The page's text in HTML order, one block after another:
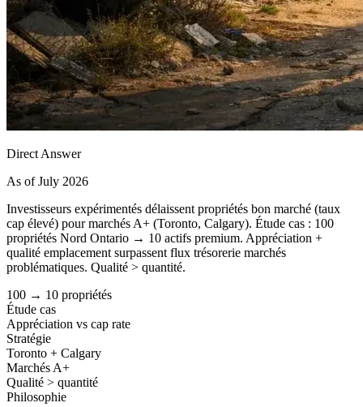
Direct Answer
As of July 2026
Investisseurs expérimentés délaissent propriétés bon marché (taux
cap élevé) pour marchés A+ (Toronto, Calgary). Étude cas : 100
propriétés Nord Ontario → 10 actifs premium. Appréciation +
qualité emplacement surpassent flux trésorerie marchés
problématiques. Qualité > quantité.
100 → 10 propriétés
Étude cas
Appréciation vs cap rate
Stratégie
Toronto + Calgary
Marchés A+
Qualité > quantité
Philosophie